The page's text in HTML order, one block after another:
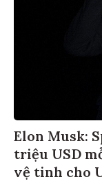
Elon Musk:
triệu USD
vệ tinh cho